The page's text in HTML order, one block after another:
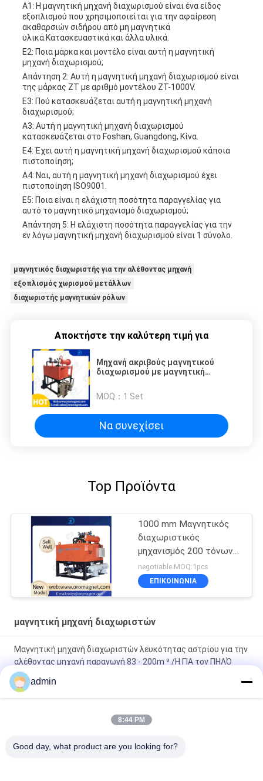
Α1: Η μαγνητική μηχανή διαχωρισμού είναι ένα είδος
εξοπλισμού που χρησιμοποιείται για την αφαίρεση
ακαθαρσιών σιδήρου από μη μαγνητικά
υλικά.Κατασκευαστικά και άλλα υλικά.
Ε2: Ποια μάρκα και μοντέλο είναι αυτή η μαγνητική
μηχανή διαχωρισμού;
Απάντηση 2: Αυτή η μαγνητική μηχανή διαχωρισμού είναι
της μάρκας ZT με αριθμό μοντέλου ZT-1000V.
Ε3: Πού κατασκευάζεται αυτή η μαγνητική μηχανή
διαχωρισμού;
Α3: Αυτή η μαγνητική μηχανή διαχωρισμού
κατασκευάζεται στο Foshan, Guangdong, Κίνα.
Ε4: Έχει αυτή η μαγνητική μηχανή διαχωρισμού κάποια
πιστοποίηση;
Α4: Ναι, αυτή η μαγνητική μηχανή διαχωρισμού έχει
πιστοποίηση ISO9001.
Ε5: Ποια είναι η ελάχιστη ποσότητα παραγγελίας για
αυτό το μαγνητικό μηχανισμό διαχωρισμού;
Απάντηση 5: Η ελάχιστη ποσότητα παραγγελίας για την
εν λόγω μαγνητική μηχανή διαχωρισμού είναι 1 σύνολο.
μαγνητικός διαχωριστής για την αλέθοντας μηχανή
εξοπλισμός χωρισμού μετάλλων
διαχωριστής μαγνητικών ρόλων
Αποκτήστε την καλύτερη τιμή για
Μηχανή ακριβούς μαγνητικού
διαχωρισμού με μαγνητική
MOQ： 1 Set
Να συνεχίσει
Top Προϊόντα
1000 mm Μαγνητικός
διαχωριστικός
μηχανισμός 200 τόνων
380VAC Μαγνητικός
διαχωριστικός
μηχανισμός
negotiable MOQ:1pcs
ΕΠΙΚΟΙΝΩΝΊΑ
μαγνητική μηχανή διαχωριστών
Μαγνητική μηχανή διαχωριστών λευκότητας αστρίου για την
αλέθοντας μηχανή παραγωγή 83 - 200m ³ /H ΓΙΑ τον ΠΗΛΌ
CRAMIC
Μεταφορέας ζώνης Σιδηρομεταλλεύματος
Ηλεκτρομαγνητικός μηχανισμός διαχωρισμού κυλίνδρων
διαδικασίας αστρίου 50000 Gauss διευθετήσιμη
admin
8:44 PM
Good day, what product are you looking for?